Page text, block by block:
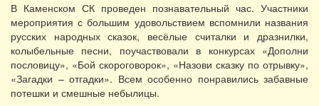
В Каменском СК проведен познавательный час. Участники
мероприятия с большим удовольствием вспомнили названия
русских народных сказок, весёлые считалки и дразнилки,
колыбельные песни, поучаствовали в конкурсах «Дополни
пословицу», «Бой скороговорок», «Назови сказку по отрывку»,
«Загадки – отгадки». Всем особенно понравились забавные
потешки и смешные небылицы.